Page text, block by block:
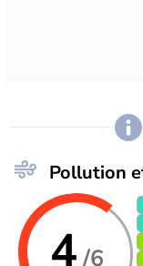
Pollution
4 /6